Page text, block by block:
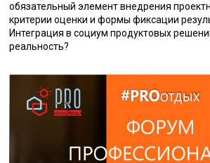
обязательный элемент внедрения
критерии оценки и формы фиксации
Интеграция в социум продуктовых
реальность?